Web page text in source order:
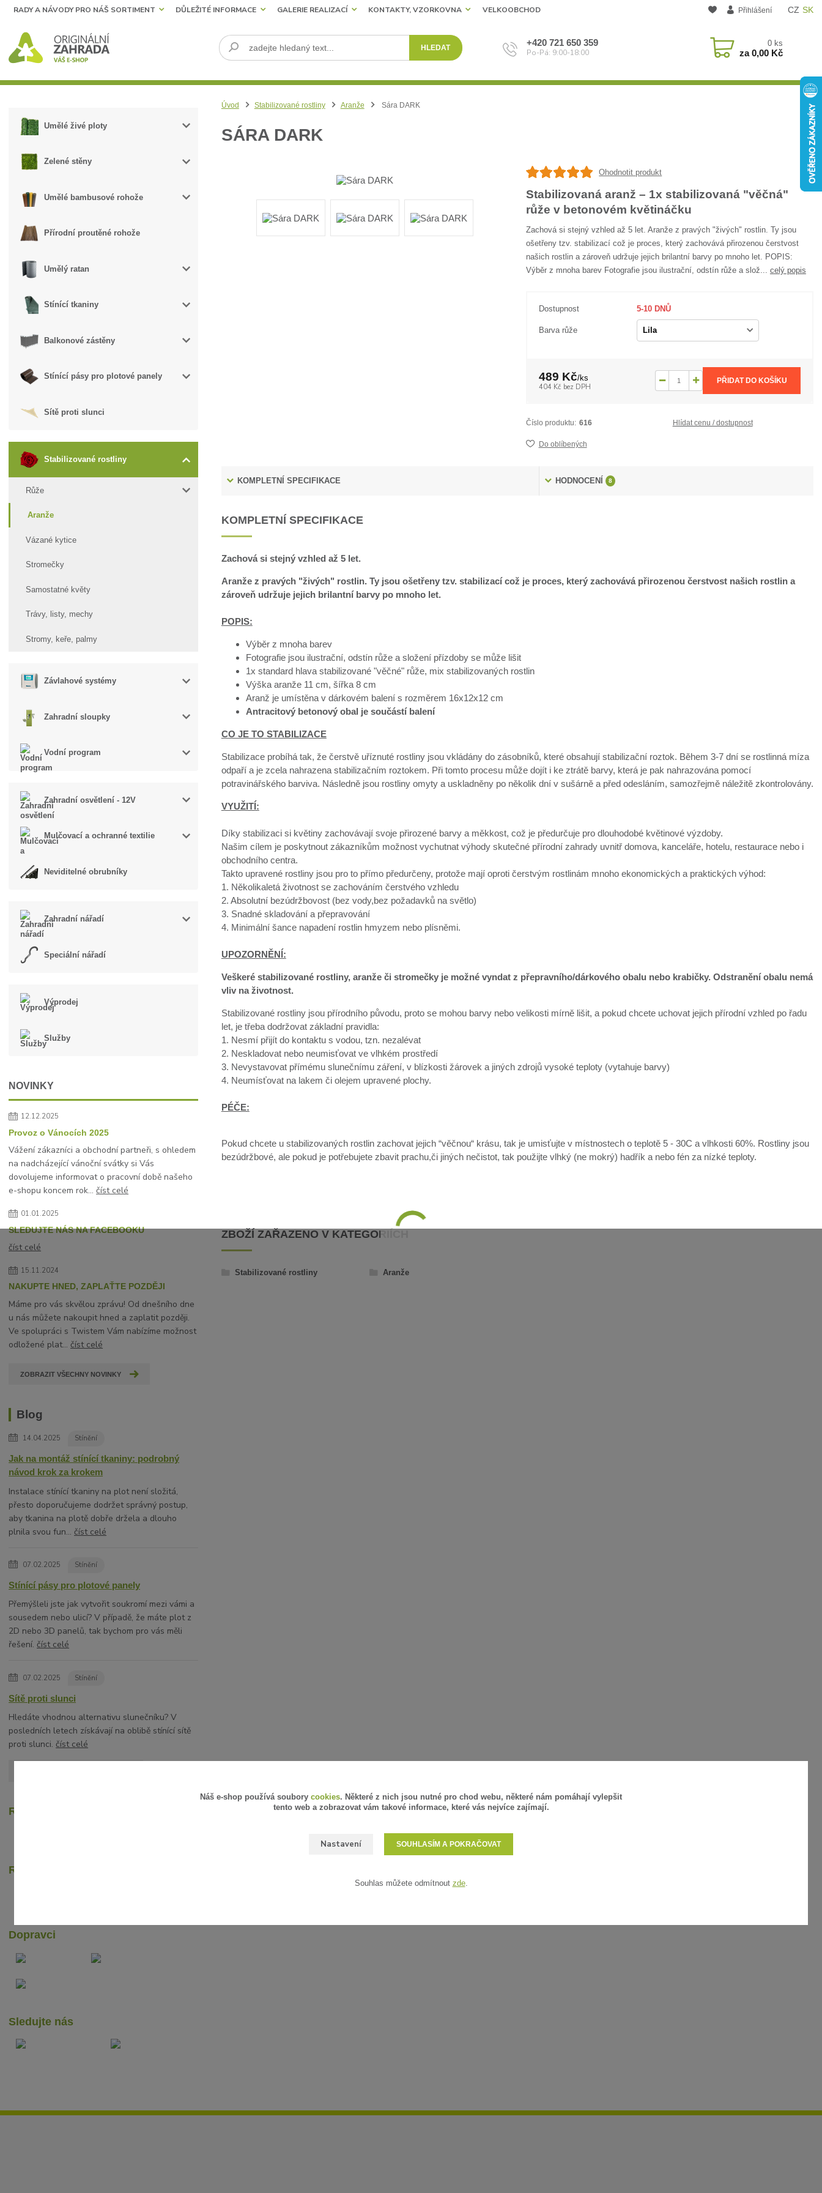
CZ SK
RADY A NÁVODY PRO NÁŠ SORTIMENT DŮLEŽITÉ INFORMACE GALERIE REALIZACÍ KONTAKTY, VZORKOVNA VELKOOBCHOD Přihlášení
HLEDAT +420 721 650 359
Po-Pá: 9:00-18:00
0 ks
za0,00 Kč
Umělé živé ploty
Zelené stěny
Umělé bambusové rohože
Přírodní proutěné rohože
Umělý ratan
Stínící tkaniny
Balkonové zástěny
Stínící pásy pro plotové panely
Sítě proti slunci
Stabilizované rostliny
Růže
Aranže
Vázané kytice
Stromečky
Samostatné květy
Trávy, listy, mechy
Stromy, keře, palmy
Závlahové systémy
Zahradní sloupky
Vodní program
Zahradní osvětlení - 12V
Mulčovací a ochranné textilie
Neviditelné obrubníky
Zahradní nářadí
Speciální nářadí
Výprodej
Služby
NOVINKY
12.12.2025
Provoz o Vánocích 2025
Vážení zákazníci a obchodní partneři, s ohledem
na nadcházející vánoční svátky si Vás
dovolujeme informovat o pracovní době našeho
e-shopu koncem rok...číst celé
01.01.2025
SLEDUJTE NÁS NA FACEBOOKU
číst celé
15.11.2024
NAKUPTE HNED, ZAPLAŤTE POZDĚJI
Máme pro vás skvělou zprávu! Od dnešního dne
u nás můžete nakoupit hned a zaplatit později.
Ve spolupráci s Twistem Vám nabízíme možnost
odložené plat...číst celé
ZOBRAZIT VŠECHNY NOVINKY
Blog
14.04.2025 Stínění
Jak na montáž stínící tkaniny: podrobný
návod krok za krokem
Instalace stínící tkaniny na plot není složitá,
přesto doporučujeme dodržet správný postup,
aby tkanina na plotě dobře držela a dlouho
plnila svou fun...číst celé
07.02.2025 Stínění
Stínící pásy pro plotové panely
Přemýšleli jste jak vytvořit soukromí mezi vámi a
sousedem nebo ulicí? V případě, že máte plot z
2D nebo 3D panelů, tak bychom pro vás měli
řešení.číst celé
07.02.2025 Stínění
Sítě proti slunci
Hledáte vhodnou alternativu slunečníku? V
posledních letech získávají na oblibě stínící sítě
proti slunci.číst celé
Recenze zákazníků
Rychlé online platby
Dopravci
Sledujte nás
Úvod Stabilizované rostliny Aranže Sára DARK
SÁRA DARK
Ohodnotit produkt
Stabilizovaná aranž – 1x stabilizovaná "věčná"
růže v betonovém květináčku
Zachová si stejný vzhled až 5 let. Aranže z pravých "živých" rostlin. Ty jsou
ošetřeny tzv. stabilizací což je proces, který zachovává přirozenou čerstvost
našich rostlin a zároveň udržuje jejich brilantní barvy po mnoho let. POPIS:
Výběr z mnoha barev Fotografie jsou ilustrační, odstín růže a slož... celý popis
Dostupnost 5-10 DNŮ
Barva růže
489 Kč/ks
404 Kč bez DPH
PŘIDAT DO KOŠÍKU
Číslo produktu: 616 Hlídat cenu / dostupnost
Do oblíbených
KOMPLETNÍ SPECIFIKACE HODNOCENÍ 8
KOMPLETNÍ SPECIFIKACE
Zachová si stejný vzhled až 5 let.
Aranže z pravých "živých" rostlin. Ty jsou ošetřeny tzv. stabilizací což je proces, který zachovává přirozenou čerstvost našich rostlin a
zároveň udržuje jejich brilantní barvy po mnoho let.
POPIS:
Výběr z mnoha barev
Fotografie jsou ilustrační, odstín růže a složení přízdoby se může lišit
1x standard hlava stabilizované "věčné" růže, mix stabilizovaných rostlin
Výška aranže 11 cm, šířka 8 cm
Aranž je umístěna v dárkovém balení s rozměrem 16x12x12 cm
Antracitový betonový obal je součástí balení
CO JE TO STABILIZACE
Stabilizace probíhá tak, že čerstvě uříznuté rostliny jsou vkládány do zásobníků, které obsahují stabilizační roztok. Během 3-7 dní se rostlinná míza
odpaří a je zcela nahrazena stabilizačním roztokem. Při tomto procesu může dojít i ke ztrátě barvy, která je pak nahrazována pomocí
potravinářského barviva. Následně jsou rostliny omyty a uskladněny po několik dní v sušárně a před odesláním, samozřejmě náležitě zkontrolovány.
VYUŽITÍ:
Díky stabilizaci si květiny zachovávají svoje přirozené barvy a měkkost, což je předurčuje pro dlouhodobé květinové výzdoby.
Našim cílem je poskytnout zákazníkům možnost vychutnat výhody skutečné přírodní zahrady uvnitř domova, kanceláře, hotelu, restaurace nebo i
obchodního centra.
Takto upravené rostliny jsou pro to přímo předurčeny, protože mají oproti čerstvým rostlinám mnoho ekonomických a praktických výhod:
1. Několikaletá životnost se zachováním čerstvého vzhledu
2. Absolutní bezúdržbovost (bez vody,bez požadavků na světlo)
3. Snadné skladování a přepravování
4. Minimální šance napadení rostlin hmyzem nebo plísněmi.
UPOZORNĚNÍ:
Veškeré stabilizované rostliny, aranže či stromečky je možné vyndat z přepravního/dárkového obalu nebo krabičky. Odstranění obalu nemá
vliv na životnost.
Stabilizované rostliny jsou přírodního původu, proto se mohou barvy nebo velikosti mírně lišit, a pokud chcete uchovat jejich přírodní vzhled po řadu
let, je třeba dodržovat základní pravidla:
1. Nesmí přijít do kontaktu s vodou, tzn. nezalévat
2. Neskladovat nebo neumisťovat ve vlhkém prostředí
3. Nevystavovat přímému slunečnímu záření, v blízkosti žárovek a jiných zdrojů vysoké teploty (vytahuje barvy)
4. Neumísťovat na lakem či olejem upravené plochy.
PÉČE:
Pokud chcete u stabilizovaných rostlin zachovat jejich “věčnou“ krásu, tak je umisťujte v místnostech o teplotě 5 - 30C a vlhkosti 60%. Rostliny jsou
bezúdržbové, ale pokud je potřebujete zbavit prachu,či jiných nečistot, tak použijte vlhký (ne mokrý) hadřík a nebo fén za nízké teploty.
ZBOŽÍ ZAŘAZENO V KATEGORIÍCH
Stabilizované rostliny Aranže
Náš e-shop používá soubory cookies. Některé z nich jsou nutné pro chod webu, některé nám pomáhají vylepšit
tento web a zobrazovat vám takové informace, které vás nejvíce zajímají.
Nastavení SOUHLASÍM A POKRAČOVAT
Souhlas můžete odmítnout zde.